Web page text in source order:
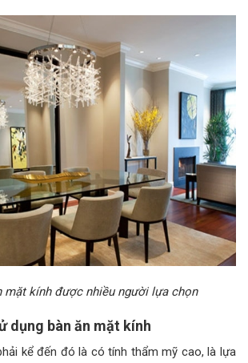
mặt kính được nhiều người lựa chọn
dụng bàn ăn mặt kính
kể đến đó là có tính thẩm mỹ cao, là lựa